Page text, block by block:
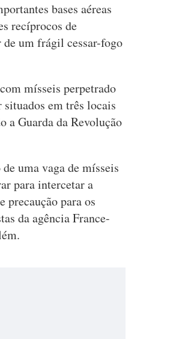
bases aéreas
recíprocos de
de um frágil cessar-fogo
mísseis perpetrado
em três locais
a Guarda da Revolução
uma vaga de mísseis
para intercetar a
precaução para os
da agência France-